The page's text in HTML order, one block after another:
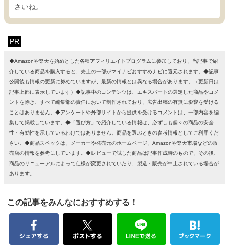
さいね。
PR
◆Amazonや楽天を始めとした各種アフィリエイトプログラムに参加しており、当記事で紹
介している商品を購入すると、売上の一部がマイナビおすすめナビに還元されます。◆記事
公開後も情報の更新に努めていますが、最新の情報とは異なる場合があります。（更新日は
記事上部に表示しています）◆記事中のコンテンツは、エキスパートの選定した商品やコメ
ントを除き、すべて編集部の責任において制作されており、広告出稿の有無に影響を受ける
ことはありません。◆アンケートや外部サイトから提供を受けるコメントは、一部内容を編
集して掲載しています。◆「選び方」で紹介している情報は、必ずしも個々の商品の安全
性・有効性を示しているわけではありません。商品を選ぶときの参考情報としてご利用くだ
さい。◆商品スペックは、メーカーや発売元のホームページ、Amazonや楽天市場などの販
売店の情報を参考にしています。◆レビューで試した商品は記事作成時のもので、その後、
商品のリニューアルによって仕様が変更されていたり、製造・販売が中止されている場合が
あります。
この記事をみんなにおすすめする！